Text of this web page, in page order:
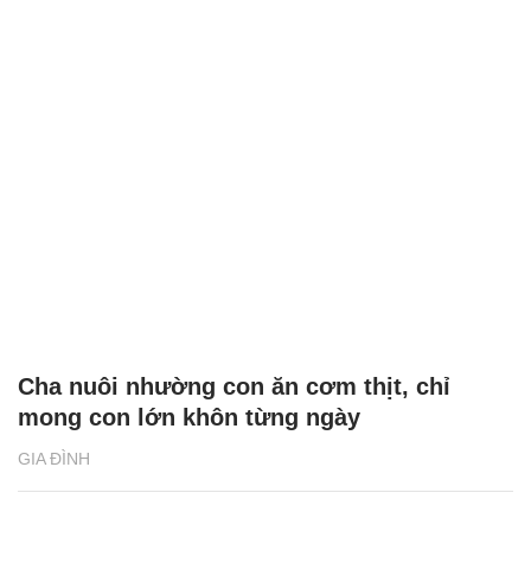
GIA ĐÌNH
Cha nuôi nhường con ăn cơm thịt, chỉ
mong con lớn khôn từng ngày